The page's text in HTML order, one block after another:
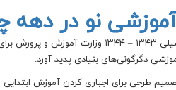
نو در دهه
در سال تحصیلی ۱۳۴۳ – ۱۳۴۴
دگرگونی‌های بنیادی پدید آورد.
طرحی برای اجباری کردن آموزش